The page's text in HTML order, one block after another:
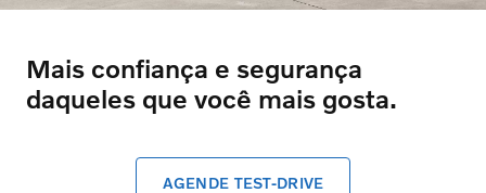
Mais confiança e segurança
daqueles que você mais gosta.
AGENDE TEST-DRIVE